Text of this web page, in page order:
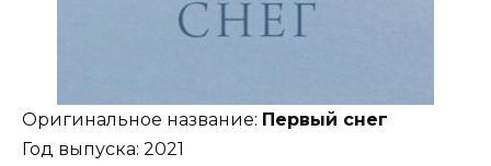
Оригинальное название: Первый снег
Год выпуска: 2021